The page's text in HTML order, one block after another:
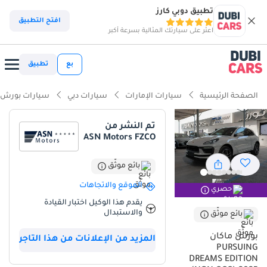
تطبيق دوبي كارز
اعثر على سيارتك المثالية بسرعة أكبر
افتح التطبيق
بع تطبيق
الصفحة الرئيسية سيارات الإمارات سيارات دبي سيارات بورش
حصري
بائع موثّق
بورش ماكان
PURSUING
DREAMS EDITION
تم النشر من
ASN Motors FZCO
بائع موثّق
الموقع والاتجاهات
يقدم هذا الوكيل اختبار القيادة
والاستبدال
المزيد من الإعلانات من هذا التاجر
ذكاء دوبي كارز
ذكاء دوبيكارز
تصنيف أمان 5 نجوم من NCAP
نظام صوتي فاخر قياسي
أحدث أنظمة ADAS قياسية
ملخص
الرياضي المتوازن في الوقت ذاته. يأتي هذا الإصدار بلون Beige الراقي وهو
أحد الألوان التي بدأت تكتسب طلباً متزايداً في سوق الخليج لندرتها